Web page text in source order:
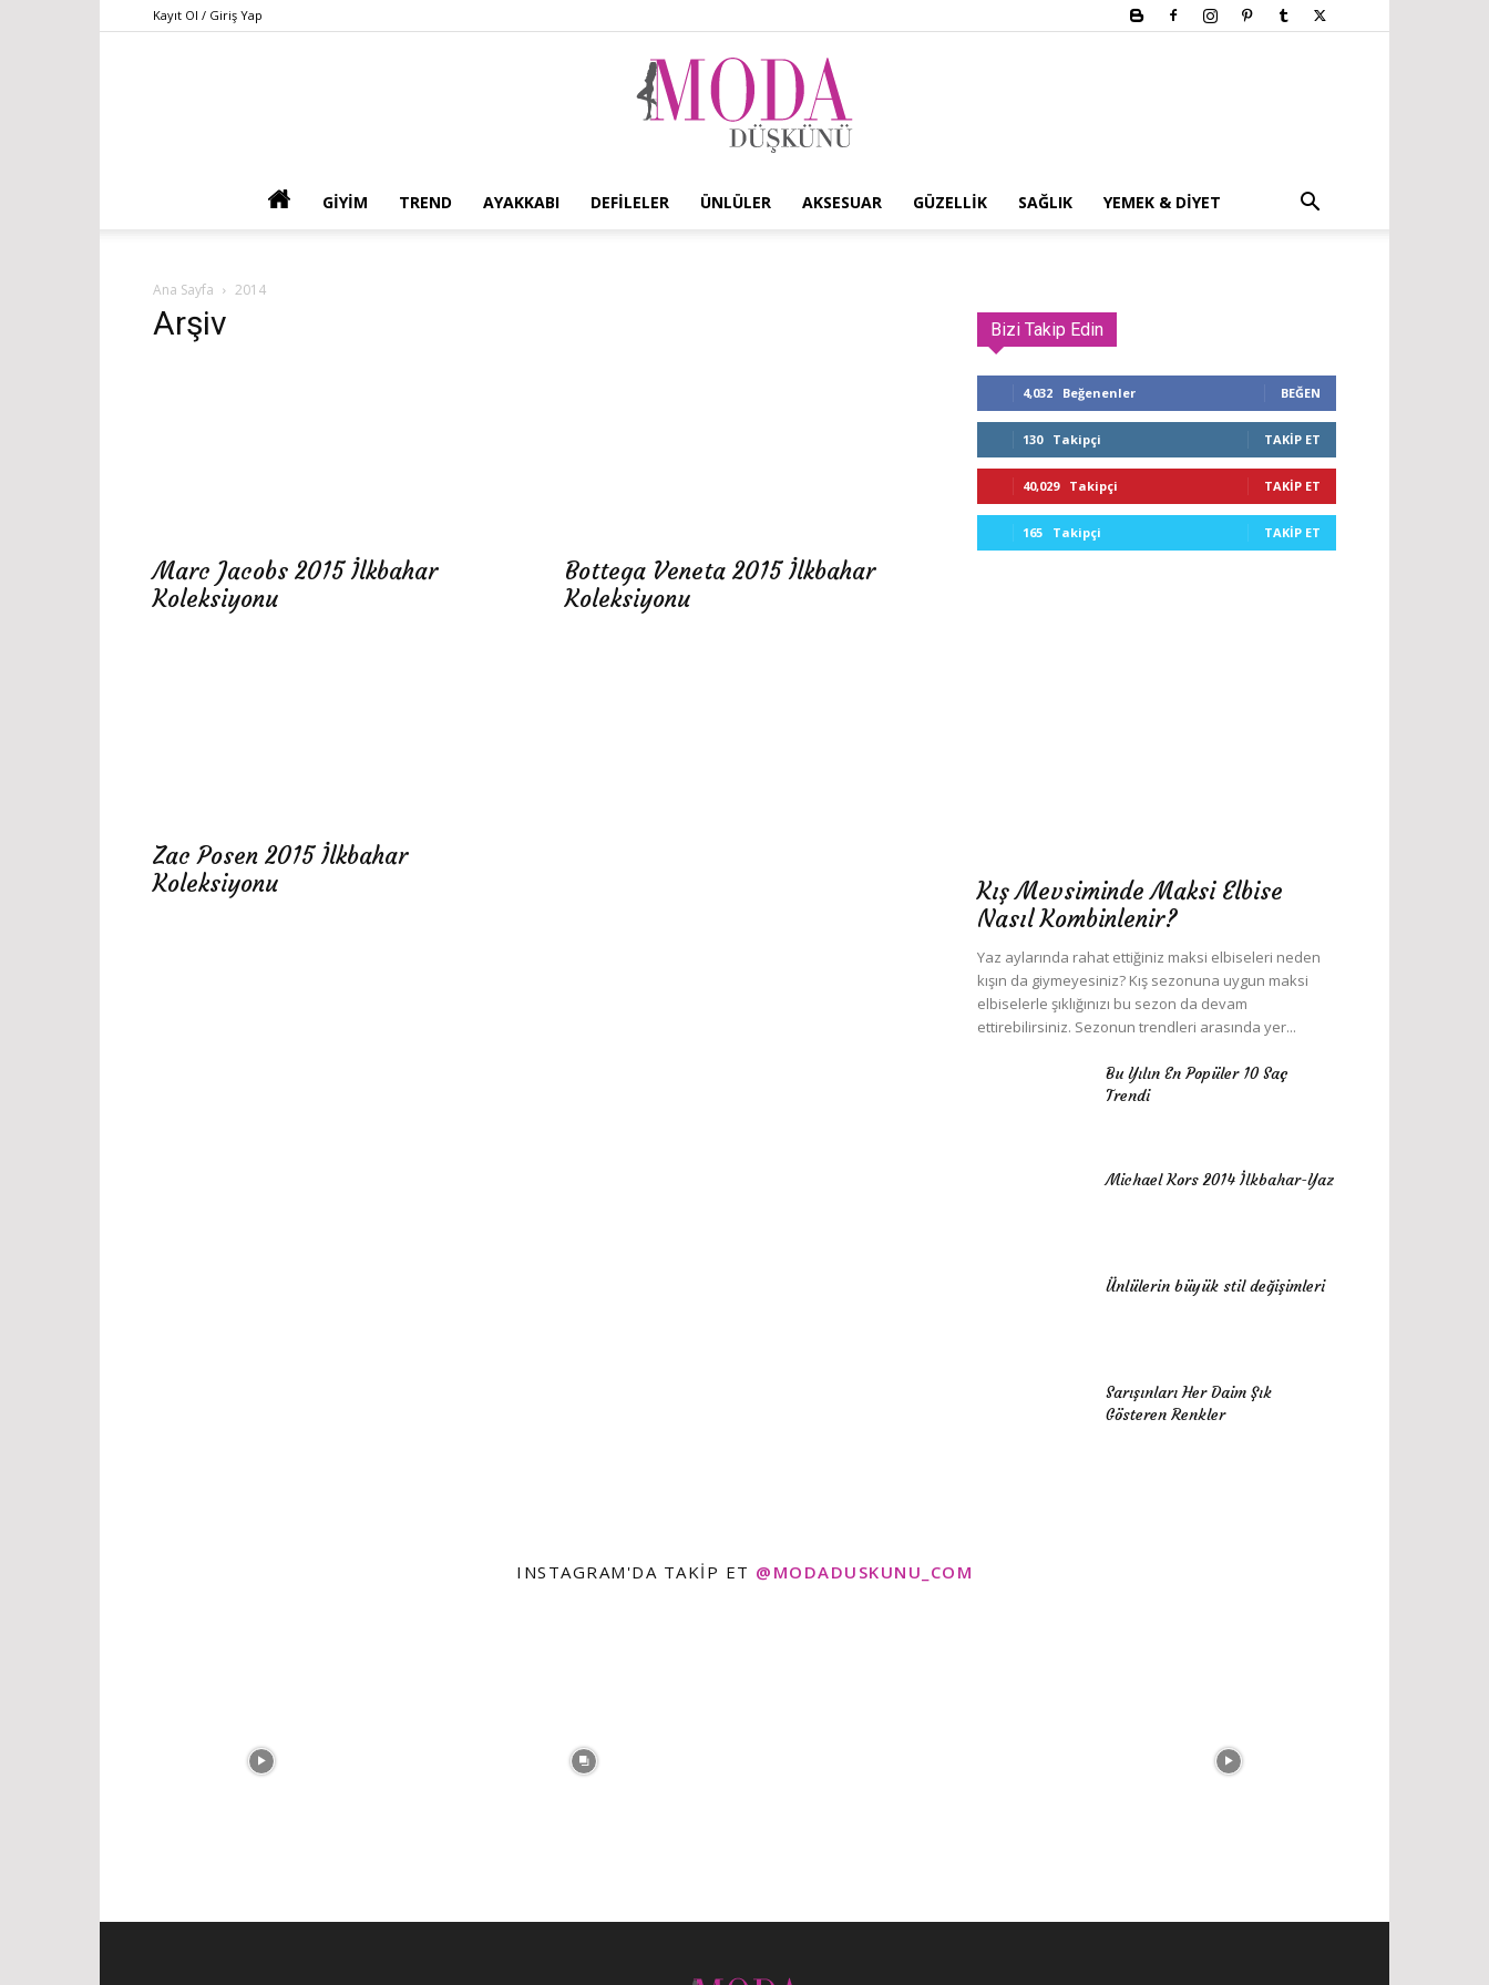
Kayıt Ol / Giriş Yap
GIYIM TREND AYAKKABI DEFILELER ÜNLÜLER AKSESUAR GÜZELLIK SAĞLIK YEMEK & DIYET
Ana Sayfa 2014
Arşiv
Marc Jacobs 2015 İlkbahar
Koleksiyonu
Bottega Veneta 2015 İlkbahar
Koleksiyonu
Zac Posen 2015 İlkbahar
Koleksiyonu
Bizi Takip Edin
4,032 Beğenenler BEĞEN
130 Takipçi TAKIP ET
40,029 Takipçi TAKIP ET
165 Takipçi TAKIP ET
Kış Mevsiminde Maksi Elbise
Nasıl Kombinlenir?
Yaz aylarında rahat ettiğiniz maksi elbiseleri neden
kışın da giymeyesiniz? Kış sezonuna uygun maksi
elbiselerle şıklığınızı bu sezon da devam
ettirebilirsiniz. Sezonun trendleri arasında yer...
Bu Yılın En Popüler 10 Saç
Trendi
Michael Kors 2014 İlkbahar-Yaz
Ünlülerin büyük stil değişimleri
Sarışınları Her Daim Şık
Gösteren Renkler
INSTAGRAM'DA TAKIP ET @MODADUSKUNU_COM